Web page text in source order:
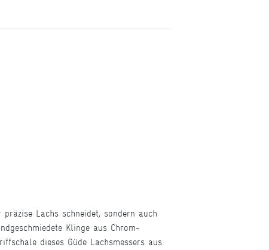
Lachs schneidet, sondern auch
Klinge aus Chrom-
dieses Güde Lachsmessers aus